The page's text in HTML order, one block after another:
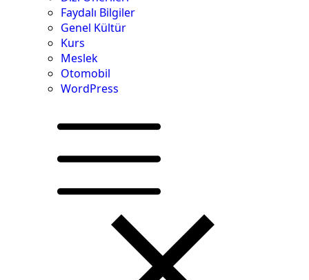
Faydalı Bilgiler
Genel Kültür
Kurs
Meslek
Otomobil
WordPress